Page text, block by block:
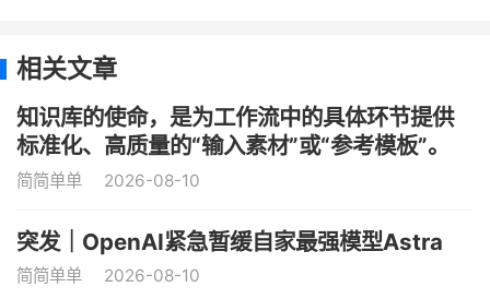
相关文章
知识库的使命，是为工作流中的具体环节提供
标准化、高质量的“输入素材”或“参考模板”。
简简单单 2026-08-10
突发｜OpenAI紧急暂缓自家最强模型Astra
简简单单 2026-08-10